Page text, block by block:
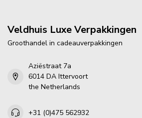
Veldhuis Luxe Verpakkingen
Groothandel in cadeauverpakkingen
Aziëstraat 7a
6014 DA Ittervoort
the Netherlands
+31 (0)475 562932